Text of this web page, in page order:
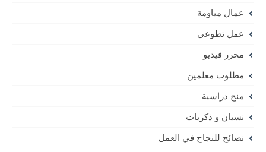
عمال مياومة
عمل تطوعي
محرر فيديو
مطلوب معلمين
منح دراسية
نسيان و ذكريات
نصائح للنجاح في العمل